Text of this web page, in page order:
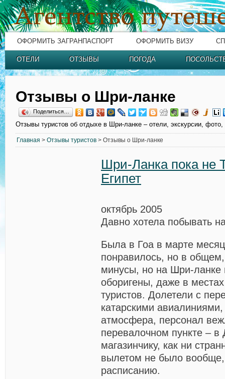
ОФОРМИТЬ ЗАГРАНПАСПОРТ ОФОРМИТЬ ВИЗУ
ОТЕЛИ ОТЗЫВЫ ПОГОДА
Отзывы о Шри-ланке
Поделиться…
Отзывы туристов об отдыхе в Шри-ланке – отели, экскурсии, фото,
Главная > Отзывы туристов > Отзывы о Шри-ланке
Шри-Ланка пока не
Египет
октябрь 2005
Давно хотела побывать
Была в Гоа в марте
понравилось, но в
минусы, но на Шри-ланке
оборигены, даже в
туристов. Долетели с
катарскими
атмосфера, персонал
перевалочном пункте – в
магазинчику, как ни
вылетом не было
расписанию.